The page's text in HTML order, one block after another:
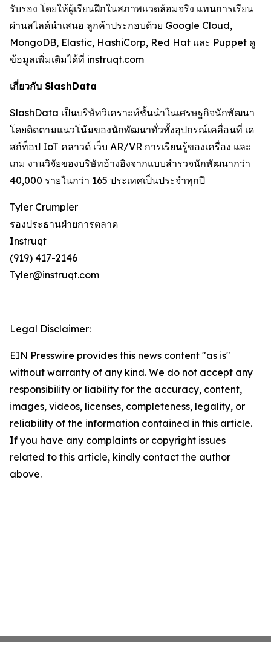
รับรอง โดยให้ผู้เรียนฝึกในสภาพแวดล้อมจริง แทนการเรียน
ผ่านสไลด์นำเสนอ ลูกค้าประกอบด้วย Google Cloud,
MongoDB, Elastic, HashiCorp, Red Hat และ Puppet ดู
ข้อมูลเพิ่มเติมได้ที่ instruqt.com
เกี่ยวกับ SlashData
SlashData เป็นบริษัทวิเคราะห์ชั้นนำในเศรษฐกิจนักพัฒนา
โดยติดตามแนวโน้มของนักพัฒนาทั่วทั้งอุปกรณ์เคลื่อนที่ เด
สก์ท็อป IoT คลาวด์ เว็บ AR/VR การเรียนรู้ของเครื่อง และ
เกม งานวิจัยของบริษัทอ้างอิงจากแบบสำรวจนักพัฒนากว่า
40,000 รายในกว่า 165 ประเทศเป็นประจำทุกปี
Tyler Crumpler
รองประธานฝ่ายการตลาด
Instruqt
(919) 417-2146
Tyler@instruqt.com
Legal Disclaimer:
EIN Presswire provides this news content "as is"
without warranty of any kind. We do not accept any
responsibility or liability for the accuracy, content,
images, videos, licenses, completeness, legality, or
reliability of the information contained in this article.
If you have any complaints or copyright issues
related to this article, kindly contact the author
above.